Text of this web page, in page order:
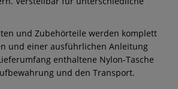
und Zubehörteile werden komplett
und einer ausführlichen Anleitung
enthaltene Nylon-Tasche
und den Transport.